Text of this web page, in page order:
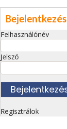
Bejelentkezés
Felhasználónév
Jelszó
Regisztrálok